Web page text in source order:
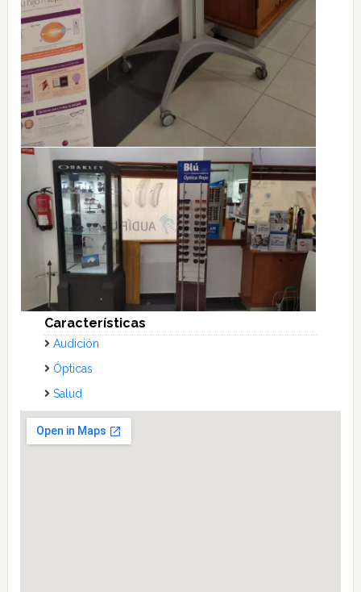
Características
Audición
Ópticas
Salud